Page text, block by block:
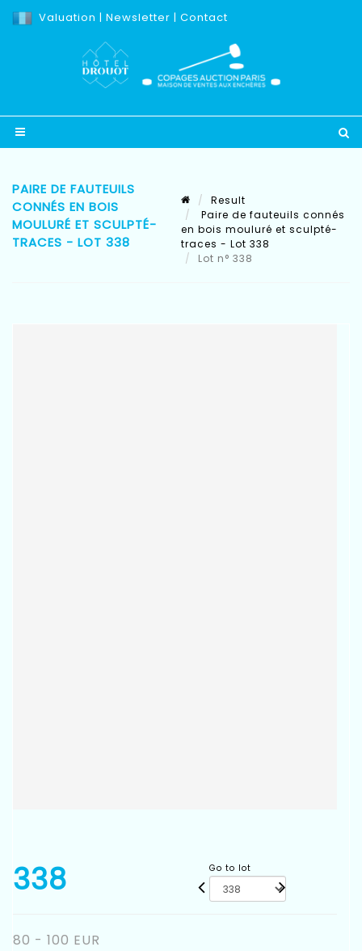
Valuation | Newsletter | Contact
PAIRE DE FAUTEUILS
CONNÉS EN BOIS
MOULURÉ ET SCULPTÉ-
TRACES - LOT 338
Result
Paire de fauteuils connés
en bois mouluré et sculpté-
traces - Lot 338
Lot n° 338
338 Go to lot
80 - 100 EUR